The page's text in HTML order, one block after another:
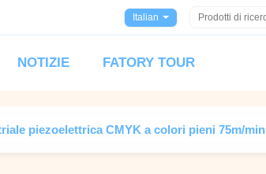
Italian
NOTIZIE FATORY TOUR
piezoelettrica CMYK a colori pieni 75m/min